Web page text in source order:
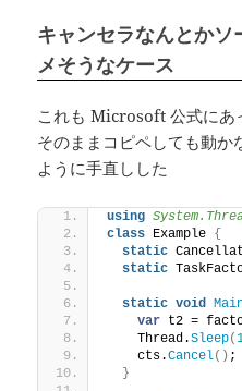
キャンセラなんとか
メそうなケース
これも Microsoft 公式にあ
そのままコピペしても動か
ように手直しした
using
class Example {
static
static
static void
var t2 =
    Thread.
Sleep(
    cts.
Cancel() ;
}